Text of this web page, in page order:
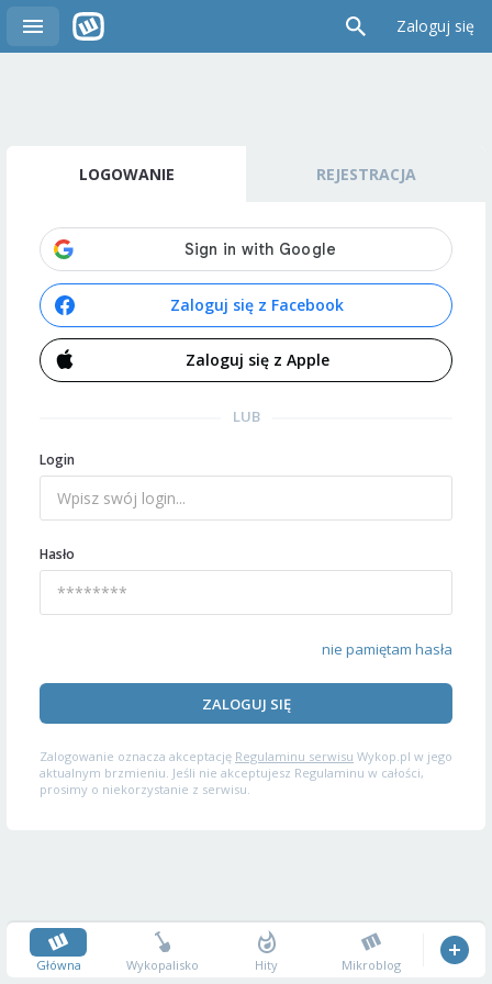
Zaloguj się
LOGOWANIE REJESTRACJA
Zaloguj się z Facebook
Zaloguj się z Apple
LUB
Login
Hasło
nie pamiętam hasła
ZALOGUJ SIĘ
Zalogowanie oznacza akceptację Regulaminu serwisu Wykop.pl w jego
aktualnym brzmieniu. Jeśli nie akceptujesz Regulaminu w całości,
prosimy o niekorzystanie z serwisu.
Główna Wykopalisko Hity Mikroblog